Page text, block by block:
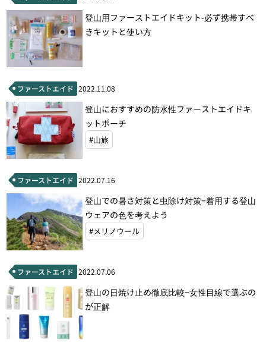
登山用ファーストエイドキット-必ず携帯すべ
きキットと使い方
ファーストエイド 2022.11.08
登山におすすめの防水性ファーストエイドキ
ットポーチ
#山旅
ファーストエイド 2022.07.16
登山での暑さ対策と虫除け対策−着用する登山
ウェアの色を考えよう
#メリノウール
ファーストエイド 2022.07.06
登山の日焼け止め徹底比較−女性目線で選ぶの
が正解